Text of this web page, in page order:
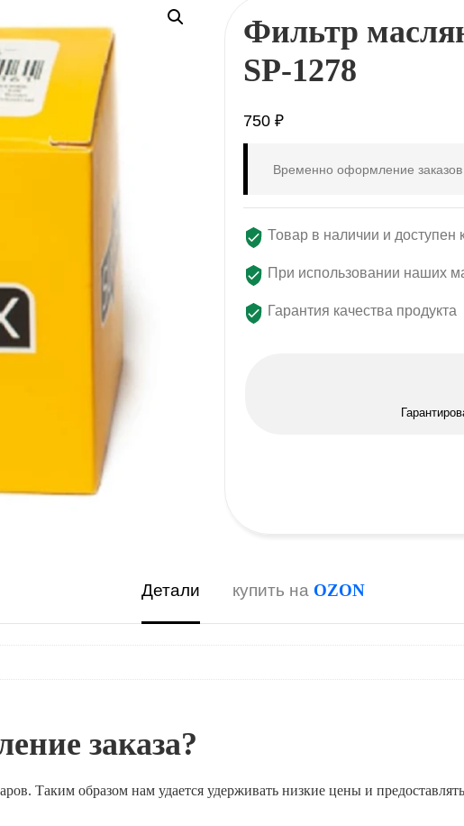
Фильтр
SP-1278
750 ₽
Временно оформление заказов
Товар в наличии и доступен
При использовании наших
Гарантия качества продукта
Детали купить на OZON
заказа?
Таким образом нам удается удерживать низкие цены и